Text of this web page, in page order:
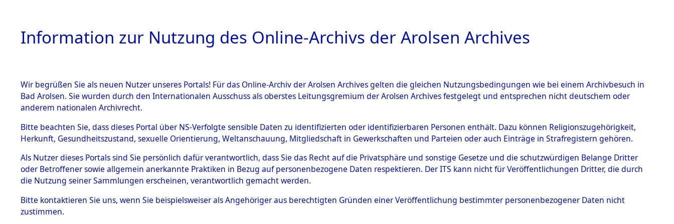
HOME BESTANDSBESCHREIBUNG ARCHIVALE ÜBERSICHT BILD
BESTÄNDE
Inhaftierungsdoku
mente
5. Verschiedenes
Todesmärsche
5.3.1 Alliierte
Ermittlungen zu den Orten Achmühle - Celle.→0002 (84602644)
→0045 (84602689)
0045 (84602689)
Information zur Nutzung des Online-Archivs der Arolsen Archives
Wir begrüßen Sie als neuen Nutzer unseres Portals! Für das Online-Archiv der Arolsen Archives gelten die gleichen Nutzungsbedingungen wie bei einem Archivbesuch in
Bad Arolsen. Sie wurden durch den Internationalen Ausschuss als oberstes Leitungsgremium der Arolsen Archives festgelegt und entsprechen nicht deutschem oder
anderem nationalen Archivrecht.
Bitte beachten Sie, dass dieses Portal über NS-Verfolgte sensible Daten zu identifizierten oder identifizierbaren Personen enthält. Dazu können Religionszugehörigkeit,
Herkunft, Gesundheitszustand, sexuelle Orientierung, Weltanschauung, Mitgliedschaft in Gewerkschaften und Parteien oder auch Einträge in Strafregistern gehören.
Als Nutzer dieses Portals sind Sie persönlich dafür verantwortlich, dass Sie das Recht auf die Privatsphäre und sonstige Gesetze und die schutzwürdigen Belange Dritter
oder Betroffener sowie allgemein anerkannte Praktiken in Bezug auf personenbezogene Daten respektieren. Der ITS kann nicht für Veröffentlichungen Dritter, die durch
die Nutzung seiner Sammlungen erscheinen, verantwortlich gemacht werden.
Bitte kontaktieren Sie uns, wenn Sie beispielsweiser als Angehöriger aus berechtigten Gründen einer Veröffentlichung bestimmter personenbezogener Daten nicht
zustimmen.